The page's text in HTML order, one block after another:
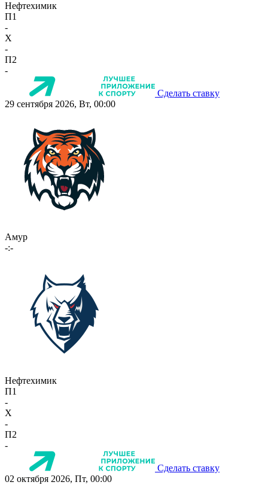
Нефтехимик
П1
-
X
-
П2
-
Сделать ставку
29 сентября 2026, Вт, 00:00
Амур
-:-
Нефтехимик
П1
-
X
-
П2
-
Сделать ставку
02 октября 2026, Пт, 00:00